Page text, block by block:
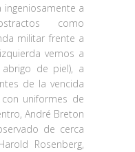
ingeniosamente a
como
militar frente a
vemos a
de piel), a
de la vencida
uniformes de
André Breton
de cerca
Rosenberg,